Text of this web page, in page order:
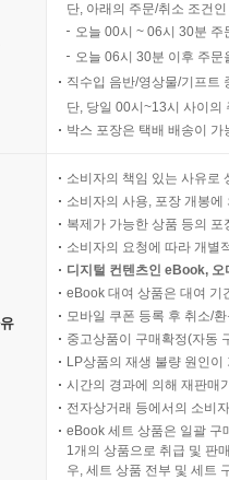
단, 아래의 주문/취소 조건
오늘 00시 ~ 06시 30분
오늘 06시 30분 이후 주
직수입 음반/영상물/기프트
단, 당일 00시~13시 사이의
박스 포장은 택배 배송이
소비자의 책임 있는 사유로
소비자의 사용, 포장 개봉
복제가 가능한 상품 등의
소비자의 요청에 따라 개별
디지털 컨텐츠인 eBook,
eBook 대여 상품은 대여 기
모바일 쿠폰 등록 후 취소/
중고상품이 구매확정(자동
LP상품의 재생 불량 원인
시간의 경과에 의해 재판매
전자상거래 등에서의 소비
eBook 세트 상품은 일괄 구
1개의 상품으로 취급 및 판
우, 세트 상품 전부 및 세트